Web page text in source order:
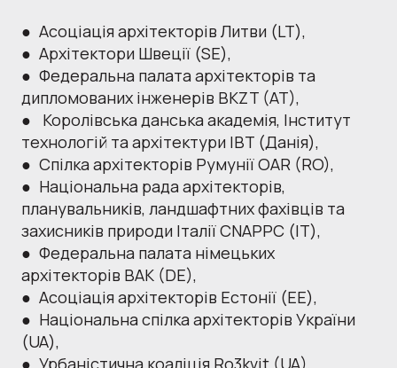
● Асоціація архітекторів Литви (LT),
● Архітектори Швеції (SE),
● Федеральна палата архітекторів та
дипломованих інженерів BKZT (AT),
● Королівська данська академія, Інститут
технологій та архітектури IBT (Данія),
● Спілка архітекторів Румунії OAR (RO),
● Національна рада архітекторів,
планувальників, ландшафтних фахівців та
захисників природи Італії CNAPPC (ІТ),
● Федеральна палата німецьких
архітекторів BAK (DE),
● Асоціація архітекторів Естонії (EE),
● Національна спілка архітекторів України
(UA),
● Урбаністична коаліція Ro3kvit (UA),